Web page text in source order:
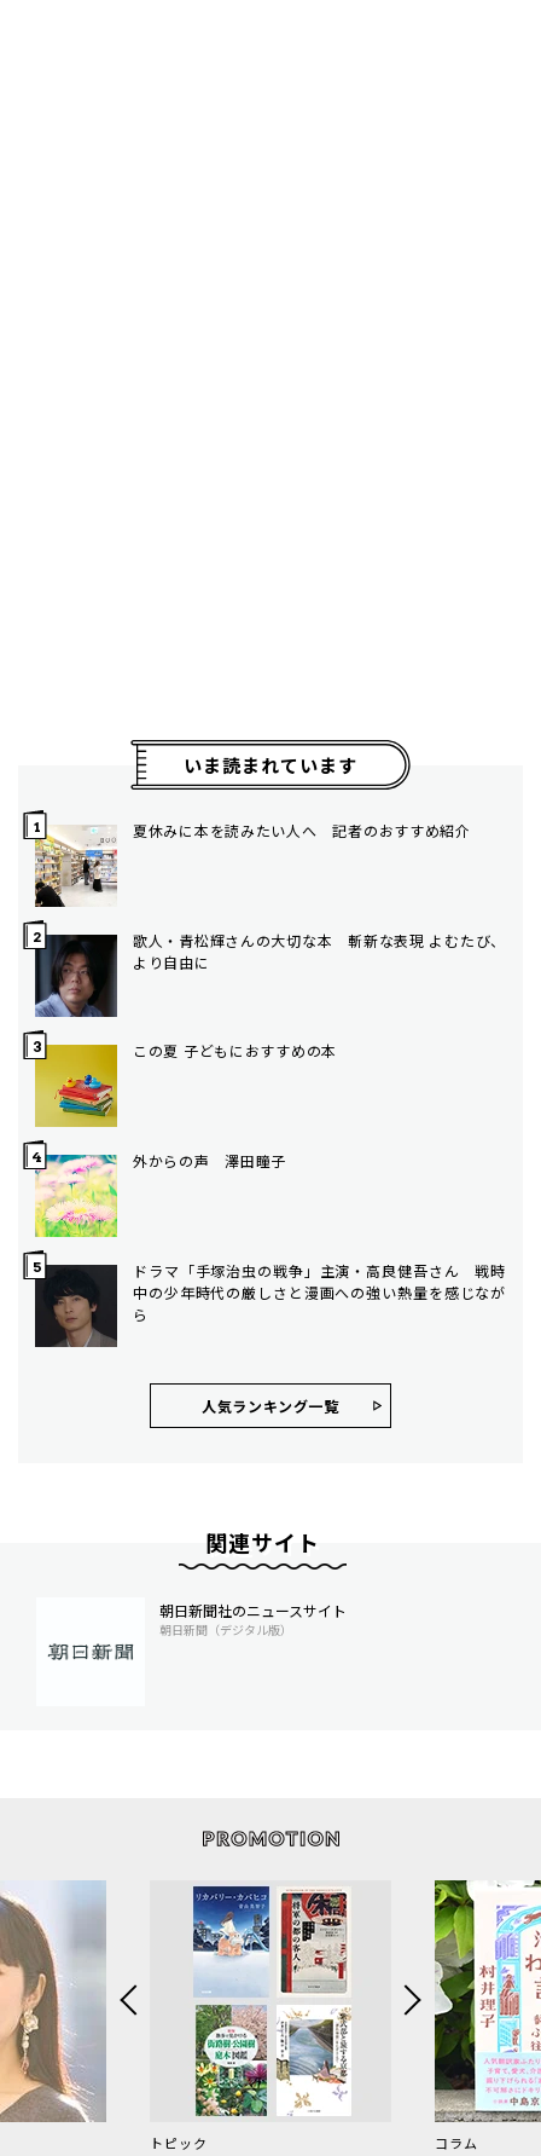
いま読まれています
夏休みに本を読みたい人へ 記者のおすすめ紹介
歌人・青松輝さんの大切な本 斬新な表現 よむたび、
より自由に
この夏 子どもにおすすめの本
外からの声 澤田瞳子
ドラマ「手塚治虫の戦争」主演・高良健吾さん 戦時
中の少年時代の厳しさと漫画への強い熱量を感じなが
ら
人気ランキング⼀覧
関連サイト
朝日新聞社のニュースサイト
朝日新聞（デジタル版）
トピック コラム